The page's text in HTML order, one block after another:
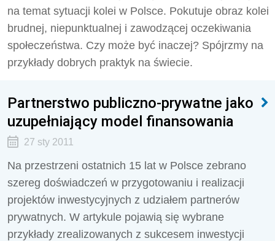
na temat sytuacji kolei w Polsce. Pokutuje obraz kolei
brudnej, niepunktualnej i zawodzącej oczekiwania
społeczeństwa. Czy może być inaczej? Spójrzmy na
przykłady dobrych praktyk na świecie.
Partnerstwo publiczno-prywatne jako
uzupełniający model finansowania
27 sty 2011
Na przestrzeni ostatnich 15 lat w Polsce zebrano
szereg doświadczeń w przygotowaniu i realizacji
projektów inwestycyjnych z udziałem partnerów
prywatnych. W artykule pojawią się wybrane
przykłady zrealizowanych z sukcesem inwestycji